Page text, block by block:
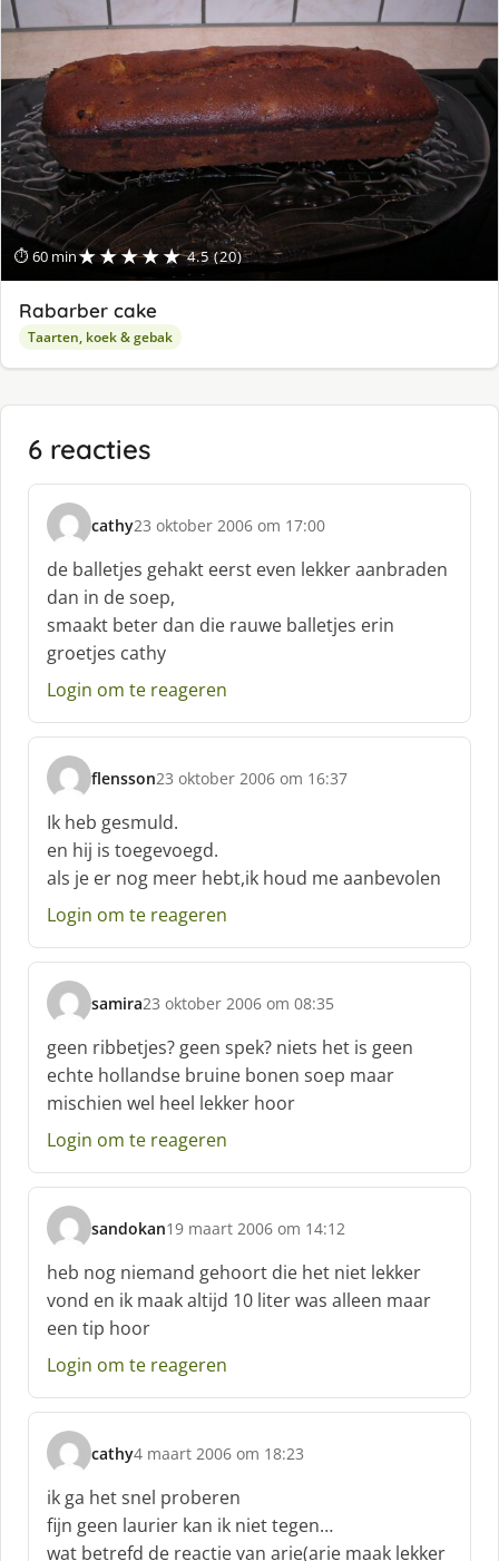
⏱ 60 min★★★★★ 4.5 (20)
Rabarber cake
Taarten, koek & gebak
6 reacties
cathy
s
h
r
e
e
:
23 oktober 2006 om 17:00
de balletjes gehakt eerst even lekker aanbraden
dan in de soep,
smaakt beter dan die rauwe balletjes erin
groetjes cathy
Login om te reageren
flensson
s
c
h
r
e
e
:
23 oktober 2006 om 16:37
Ik heb gesmuld.
en hij is toegevoegd.
als je er nog meer hebt,ik houd me aanbevolen
Login om te reageren
samira
s
h
r
e
e
:
23 oktober 2006 om 08:35
geen ribbetjes? geen spek? niets het is geen
echte hollandse bruine bonen soep maar
mischien wel heel lekker hoor
Login om te reageren
sandokan
s
c
h
r
e
e
:
19 maart 2006 om 14:12
heb nog niemand gehoort die het niet lekker
vond en ik maak altijd 10 liter was alleen maar
een tip hoor
Login om te reageren
cathy
s
c
h
r
4 maart 2006 om 18:23
ik ga het snel proberen
fijn geen laurier kan ik niet tegen…
wat betrefd de reactie van arie(arie maak lekker